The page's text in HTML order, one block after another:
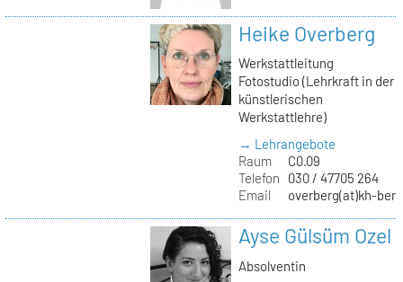
Heike Overberg
Werkstattleitung
Fotostudio (Lehrkraft in der
künstlerischen
Werkstattlehre)
→ Lehrangebote
Raum
C0.09
Telefon
030 / 47705 264
Email
overberg(at)kh-
Ayse Gülsüm Ozel
Absolventin